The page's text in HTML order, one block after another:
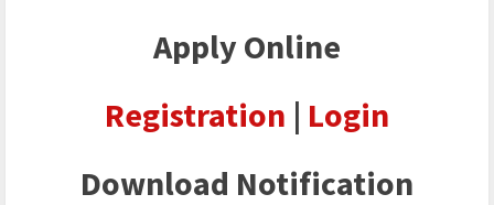
Apply Online
Registration | Login
Download Notification